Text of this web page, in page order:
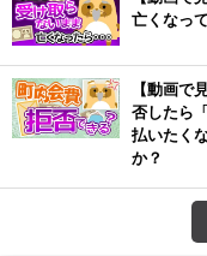
亡くなっ
【動画で
否したら
払いたく
か？